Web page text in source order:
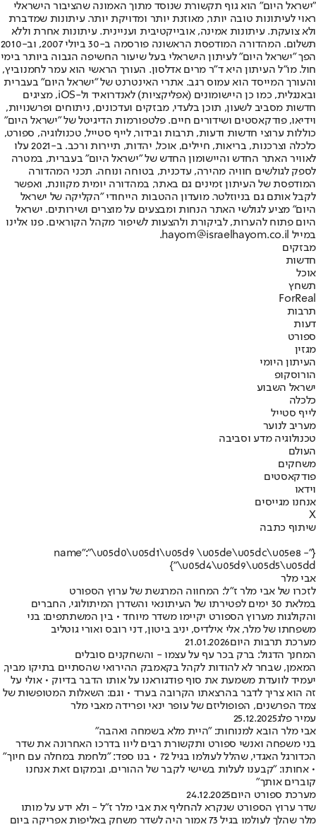
"ישראל היום" הוא גוף תקשורת שנוסד מתוך האמונה שהציבור הישראלי
ראוי לעיתונות טובה יותר, מאוזנת יותר ומדויקת יותר. עיתונות שמדברת
ולא צועקת. עיתונות אמינה, אובייקטיבית ועניינית. עיתונות אחרת וללא
תשלום. המהדורה המודפסת הראשונה פורסמה ב-30 ביולי 2007, וב-2010
הפך "ישראל היום" לעיתון הישראלי בעל שיעור החשיפה הגבוה ביותר בימי
חול. מו"ל העיתון היא ד"ר מרים אדלסון. העורך הראשי הוא עמר לחמנוביץ,
והעורך המייסד הוא עמוס רגב. אתרי האינטרנט של "ישראל היום" בעברית
ובאנגלית, כמו כן היישומונים (אפליקציות) לאנדרואיד ול-iOS, מציגים
חדשות מסביב לשעון, תוכן בלעדי, מבזקים ועדכונים, ניתוחים ופרשנויות,
וידיאו, פודקאסטים ושידורים חיים. פלטפורמות הדיגיטל של "ישראל היום"
כוללות ערוצי חדשות ודעות, תרבות ובידור, לייף סטייל, טכנולוגיה, ספורט,
כלכלה וצרכנות, בריאות, חיילים, אוכל, יהדות, תיירות ורכב. ב-2021 עלו
לאוויר האתר החדש והיישומון החדש של "ישראל היום" בעברית, במטרה
לספק לגולשים חוויה מהירה, עדכנית, בטוחה ונוחה. תכני המהדורה
המודפסת של העיתון זמינים גם באתר, במהדורה יומית מקוונת, ואפשר
לקבל אותם גם בניוזלטר. מועדון ההטבות הייחודי "הקליקה של ישראל
היום" מציע לגולשי האתר הנחות ומבצעים על מוצרים ושירותים. ישראל
היום פתוח להערות, לביקורת ולהצעות לשיפור מקהל הקוראים. פנו אלינו
במייל hayom@israelhayom.co.il.
מבזקים
חדשות
אוכל
תשחץ
ForReal
תרבות
דעות
ספורט
מגזין
העיתון היומי
הורוסקופ
ישראל השבוע
כלכלה
לייף סטייל
מעריב לנוער
טכנולוגיה מדע וסביבה
העולם
משחקים
פודקאסטים
וידאו
אנחנו מגייסים
X
שיתוף כתבה
{"name":"\u05d0\u05d1\u05d9 \u05de\u05dc\u05e8 -
\u05d4\u05d9\u05d5\u05dd"}
אבי מלר
לזכרו של אבי מלר ז"ל: המחווה המרגשת של ערוץ הספורט
במלאת 30 ימים לפטירתו של העיתונאי והשדרן המיתולוגי, החברים
והקולגות מערוץ הספורט יקיימו משדר מיוחד • בין המשתתפים: בני
משפחתו של מלר, אלי אילדיס, יניב ביטון, דני רובס ואורי גוטליב
מערכת תרבות היום21.01.2026
המחנך הדגול: ברק בכר עף על עצמו - והשחקנים סובלים
המאמן, שבחר לא להודות לקהל בקאמבק ההירואי שהסתיים בתיקו מביך,
יעמיד לוועדת משמעת את סוף פודגוראנו על אותו הדבר בדיוק • אולי על
זה הוא צריך לדבר בהרצאתו הקרובה בערד • וגם: השאלות המטופשות של
צמד הפרשנים, הפופוליזם של עופר ינאי ופרידה מאבי מלר
עמיר פלג25.12.2025
אבי מלר הובא למנוחות: "היית מלא בשמחה ואהבה"
בני משפחה ואנשי ספורט ותקשורת רבים ליוו בדרכו האחרונה את שדר
הכדורגל האגדי, שהלל לעולמו בגיל 72 • בנו ספד: "נלחמת במחלה עם חיוך"
• אחותו: "קבענו לעלות בשישי לקבר של ההורים, ובמקום זאת אנחנו
קוברים אותך"
מערכת ספורט היום24.12.2025
שדר ערוץ הספורט שנקרא להחליף את אבי מלר ז"ל - ולא ידע על מותו
מלר שהלך לעולמו בגיל 73 אמור היה לשדר משחק באליפות אפריקה ביום